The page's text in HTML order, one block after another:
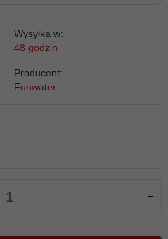
Wysyłka w:
48 godzin
Producent:
Funwater